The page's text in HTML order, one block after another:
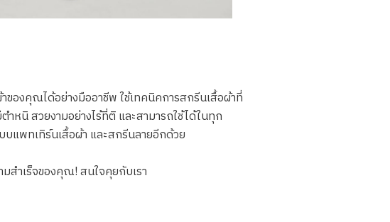
องคุณได้อย่างมืออาชีพ ใช้เทคนิคการสกรีนเสื้อผ้าที่
นิ สวยงามอย่างไร้ที่ติ และสามารถใช้ได้ในทุก
แพทเทิร์นเสื้อผ้า และสกรีนลายอีกด้วย
สำเร็จของคุณ! สนใจคุยกับเรา